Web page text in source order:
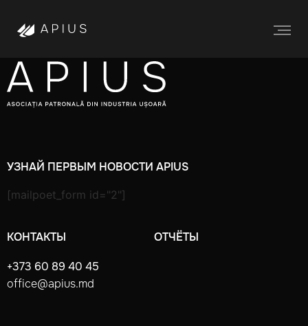
КОНТАКТЫ
+373 60 89 40 45
office@apius.md
ОТЧЁТЫ
УЗНАЙ ПЕРВЫМ НОВОСТИ APIUS
[mailpoet_form id="2"]